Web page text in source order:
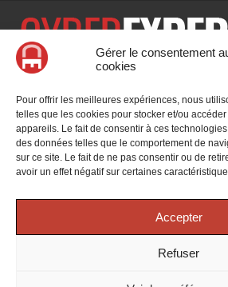
Gérer le consentement
cookies
Pour offrir les meilleures expériences, nous
telles que les cookies pour stocker et/ou
appareils. Le fait de consentir à ces
des données telles que le comportement de
sur ce site. Le fait de ne pas consentir ou de
avoir un effet négatif sur certaines
Accepter
Refuser
CyberExperts.tech est un média dédié à
l'actualité, des retours d'utilisateurs, des
blancs et les nominations du secteur.
informations sur les innovations en
Vous cherchez quelque chose ?